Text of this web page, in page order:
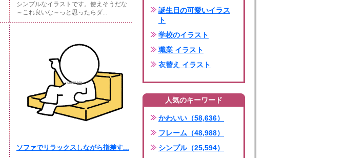
シンプルなイラストです。使えそうだな
～これ良いな～っと思ったらダ...
ソファでリラックスしながら指差す...
誕生日の可愛いイラス
ト
学校のイラスト
職業 イラスト
衣替え イラスト
人気のキーワード
かわいい（58,636）
フレーム（48,988）
シンプル（25,594）